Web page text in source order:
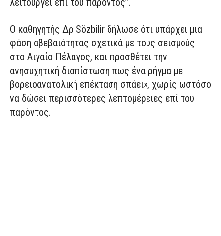
λειτουργεί επί του παρόντος”.
Ο καθηγητής Δρ Sözbilir δήλωσε ότι υπάρχει μια
φάση αβεβαιότητας σχετικά με τους σεισμούς
στο Αιγαίο Πέλαγος, και προσθέτει την
ανησυχητική διαπίστωση πως ένα ρήγμα με
βορειοανατολική επέκταση σπάει», χωρίς ωστόσο
να δώσει περισσότερες λεπτομέρειες επί του
παρόντος.